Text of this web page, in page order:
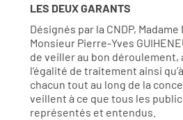
LES DEUX GARANTS
Désignés par la CNDP, Madame
Monsieur Pierre-Yves
de veiller au bon déroulement,
l’égalité de traitement ainsi
chacun tout au long de la
veillent à ce que tous les
représentés et entendus.